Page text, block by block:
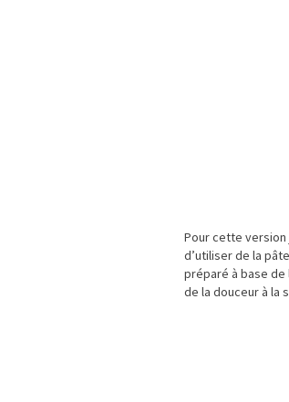
Pour cette version
d’utiliser de la
préparé à base
de la douceur à la